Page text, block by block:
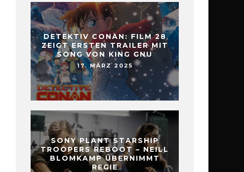
DETEKTIV CONAN: FILM 28
ZEIGT ERSTEN TRAILER MIT
SONG VON KING GNU
17. MÄRZ 2025
SONY PLANT STARSHIP
TROOPERS REBOOT – NEILL
BLOMKAMP ÜBERNIMMT
REGIE